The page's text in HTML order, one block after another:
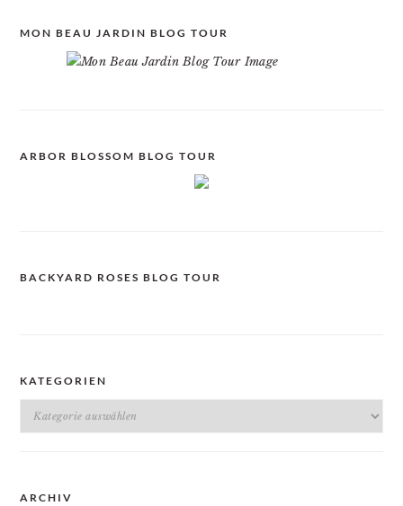
MON BEAU JARDIN BLOG TOUR
ARBOR BLOSSOM BLOG TOUR
BACKYARD ROSES BLOG TOUR
KATEGORIEN
Kategorien
ARCHIV